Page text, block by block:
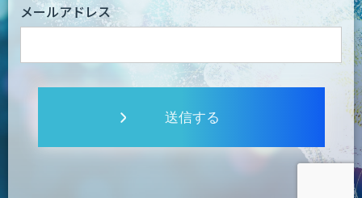
メールアドレス
送信する